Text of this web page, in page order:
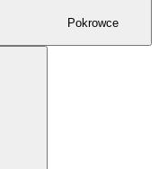
Pokrowce